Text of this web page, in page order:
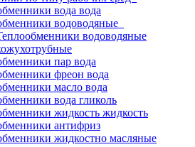
вода вода
водоводяные
водоводяные
пар вода
фреон вода
масло вода
вода гликоль
жидкость жидкость
антифриз
жидкостно масляные